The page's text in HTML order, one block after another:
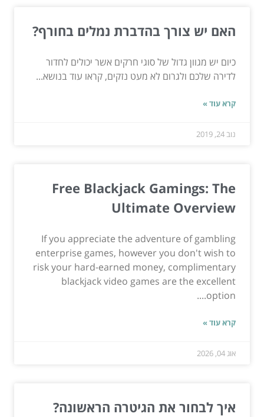
האם יש צורך בהדברת נמלים בחורף?
כיום יש מגוון גדול של סוגי חרקים אשר יכולים לחדור
לדירה שלכם ולגרום לא מעט נזקים, קראו עוד בנושא...
קרא עוד »
נוב 24, 2019
Free Blackjack Gamings: The
Ultimate Overview
If you appreciate the adventure of gambling
enterprise games, however you don't wish to
risk your hard-earned money, complimentary
blackjack video games are the excellent
option....
קרא עוד »
אוג 04, 2026
איך לבחור את הגיטרה הראשונה?